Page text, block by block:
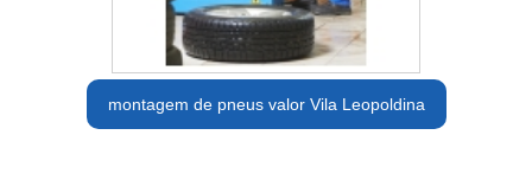
montagem de pneus valor Vila Leopoldina